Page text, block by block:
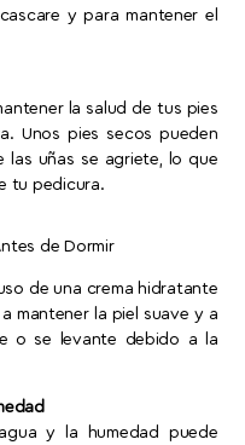
y para mantener el
la salud de tus pies
Unos pies secos pueden
las uñas se agriete, lo que
tu pedicura.
de Dormir
de una crema hidratante
mantener la piel suave y a
o se levante debido a la
y la humedad puede